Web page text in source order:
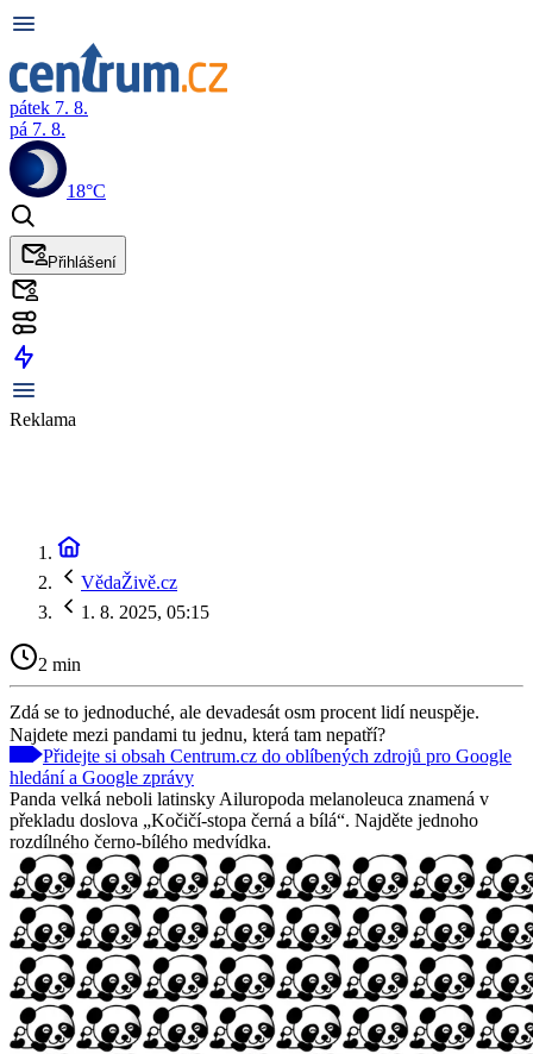
pátek 7. 8.
pá 7. 8.
18°C
Přihlášení
Reklama
VědaŽivě.cz
1. 8. 2025, 05:15
2 min
Zdá se to jednoduché, ale devadesát osm procent lidí neuspěje.
Najdete mezi pandami tu jednu, která tam nepatří?
Přidejte si obsah Centrum.cz do oblíbených zdrojů pro Google
hledání a Google zprávy
Panda velká neboli latinsky Ailuropoda melanoleuca znamená v
překladu doslova „Kočičí-stopa černá a bílá“. Najděte jednoho
rozdílného černo-bílého medvídka.